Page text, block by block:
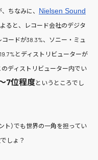
ちなみに、 Nielsen Sound
よると、レコード会社のデジタ
ードが38.3%、ソニー・ミュ
とディストリビューターが
ディストリビューター内でい
7位程度というところでし
）でも世界の一角を担ってい
しょ？